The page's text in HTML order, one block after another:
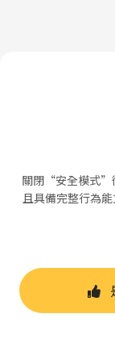
關閉“安全模式”
且具備完整行為